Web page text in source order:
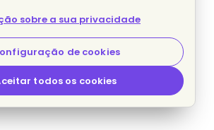
sobre a sua privacidade
de cookies
todos os cookies